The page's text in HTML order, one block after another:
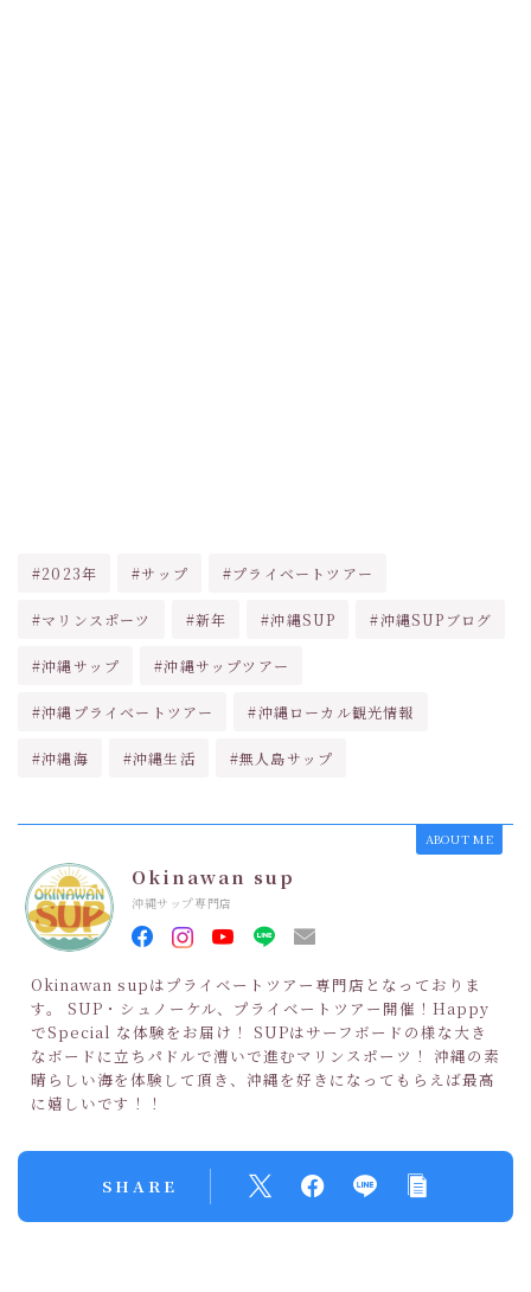
#2023年 #サップ #プライベートツアー
#マリンスポーツ #新年 #沖縄SUP #沖縄SUPブログ
#沖縄サップ #沖縄サップツアー
#沖縄プライベートツアー #沖縄ローカル観光情報
#沖縄海 #沖縄生活 #無人島サップ
ABOUT ME
Okinawan sup
沖縄サップ専門店
Okinawan supはプライベートツアー専門店となっておりま
す。 SUP・シュノーケル、プライベートツアー開催！Happy
でSpecial な体験をお届け！ SUPはサーフボードの様な大き
なボードに立ちパドルで漕いで進むマリンスポーツ！ 沖縄の素
晴らしい海を体験して頂き、沖縄を好きになってもらえば最高
に嬉しいです！！
SHARE